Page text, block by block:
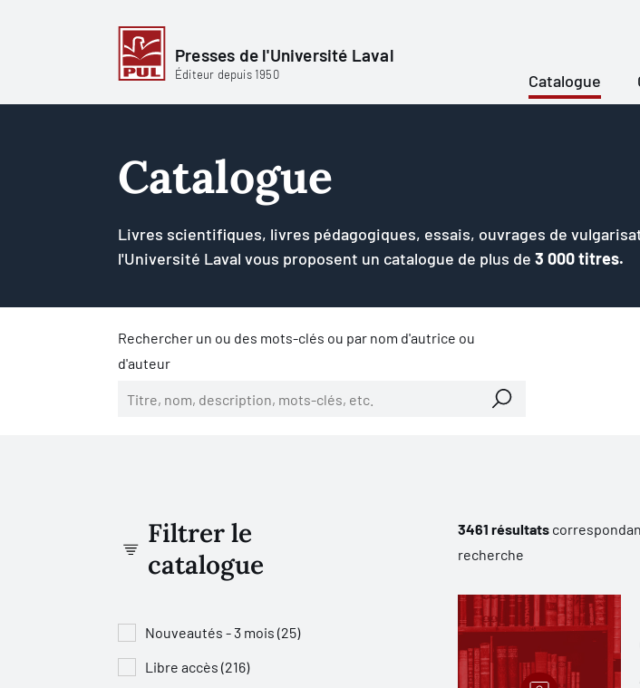
Presses de l'Université Laval
Éditeur depuis 1950 Catalogue
Catalogue
Livres scientifiques, livres pédagogiques, essais, ouvrages de
l'Université Laval vous proposent un catalogue de plus de 3 000 titres.
Rechercher un ou des mots-clés ou par nom d'autrice ou
d'auteur
Filtrer le
catalogue
Nouveautés - 3 mois (25)
Libre accès (216)
3461 résultats
recherche